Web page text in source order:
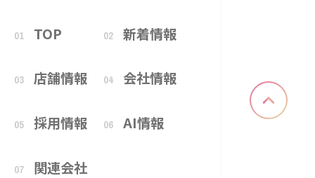
01 TOP 02 新着情報
03 店舗情報 04 会社情報
05 採用情報 06 AI情報
07 関連会社